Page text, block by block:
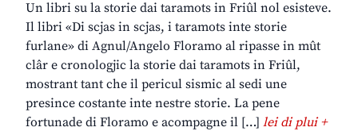
Un libri su la storie dai taramots in Friûl nol esisteve.
Il libri «Di scjas in scjas, i taramots inte storie
furlane» di Agnul/Angelo Floramo al ripasse in mût
clâr e cronologjic la storie dai taramots in Friûl,
mostrant tant che il pericul sismic al sedi une
presince costante inte nestre storie. La pene
fortunade di Floramo e acompagne il […] lei di plui +